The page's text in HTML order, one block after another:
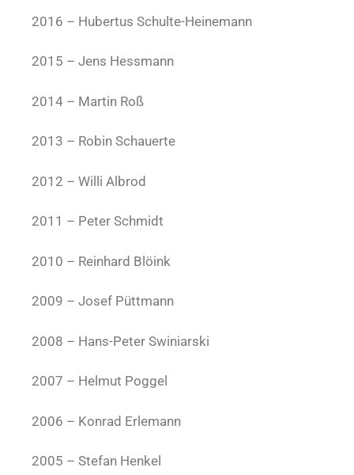
2016 – Hubertus Schulte-Heinemann
2015 – Jens Hessmann
2014 – Martin Roß
2013 – Robin Schauerte
2012 – Willi Albrod
2011 – Peter Schmidt
2010 – Reinhard Blöink
2009 – Josef Püttmann
2008 – Hans-Peter Swiniarski
2007 – Helmut Poggel
2006 – Konrad Erlemann
2005 – Stefan Henkel